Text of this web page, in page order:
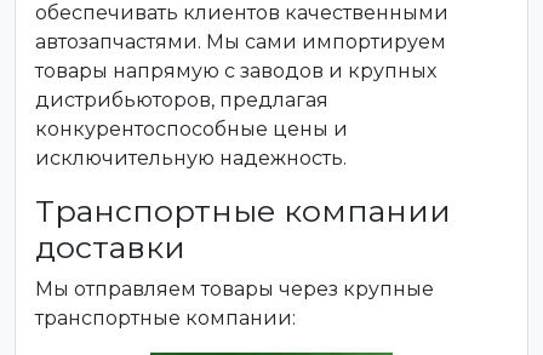
обеспечивать клиентов качественными
автозапчастями. Мы сами импортируем
товары напрямую с заводов и крупных
дистрибьюторов, предлагая
конкурентоспособные цены и
исключительную надежность.
Транспортные компании
доставки
Мы отправляем товары через крупные
транспортные компании: